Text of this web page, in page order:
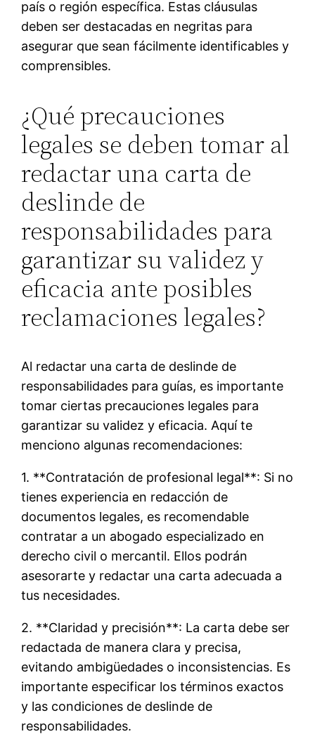
país o región específica. Estas cláusulas
deben ser destacadas en negritas para
asegurar que sean fácilmente identificables y
comprensibles.
¿Qué precauciones
legales se deben tomar al
redactar una carta de
deslinde de
responsabilidades para
garantizar su validez y
eficacia ante posibles
reclamaciones legales?
Al redactar una carta de deslinde de
responsabilidades para guías, es importante
tomar ciertas precauciones legales para
garantizar su validez y eficacia. Aquí te
menciono algunas recomendaciones:
1. **Contratación de profesional legal**: Si no
tienes experiencia en redacción de
documentos legales, es recomendable
contratar a un abogado especializado en
derecho civil o mercantil. Ellos podrán
asesorarte y redactar una carta adecuada a
tus necesidades.
2. **Claridad y precisión**: La carta debe ser
redactada de manera clara y precisa,
evitando ambigüedades o inconsistencias. Es
importante especificar los términos exactos
y las condiciones de deslinde de
responsabilidades.